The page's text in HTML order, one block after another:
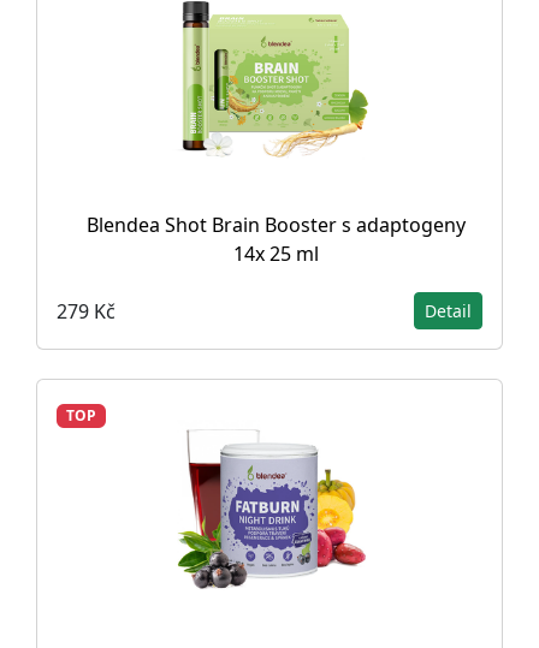
Blendea Shot Brain Booster s adaptogeny
14x 25 ml
279 Kč Detail
TOP